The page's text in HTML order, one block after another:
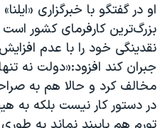
او در گفتگو با خبرگزاری
بزرگ‌ترین کارفرمای کشور
نقدینگی خود را با عدم
جبران کند افزود:«دولت نه
مخالف کرد و حالا هم به
در دستور کار نیست بلکه به